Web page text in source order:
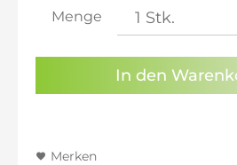
Sie haben die
Kenntnis genommen.
inkl. 21% MwSt.: 2.969,08 €
inkl. 22% MwSt.: 2.993,61 €
Menge
In den
Merken